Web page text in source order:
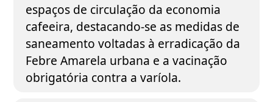
espaços de circulação da economia
cafeeira, destacando-se as medidas de
saneamento voltadas à erradicação da
Febre Amarela urbana e a vacinação
obrigatória contra a varíola.